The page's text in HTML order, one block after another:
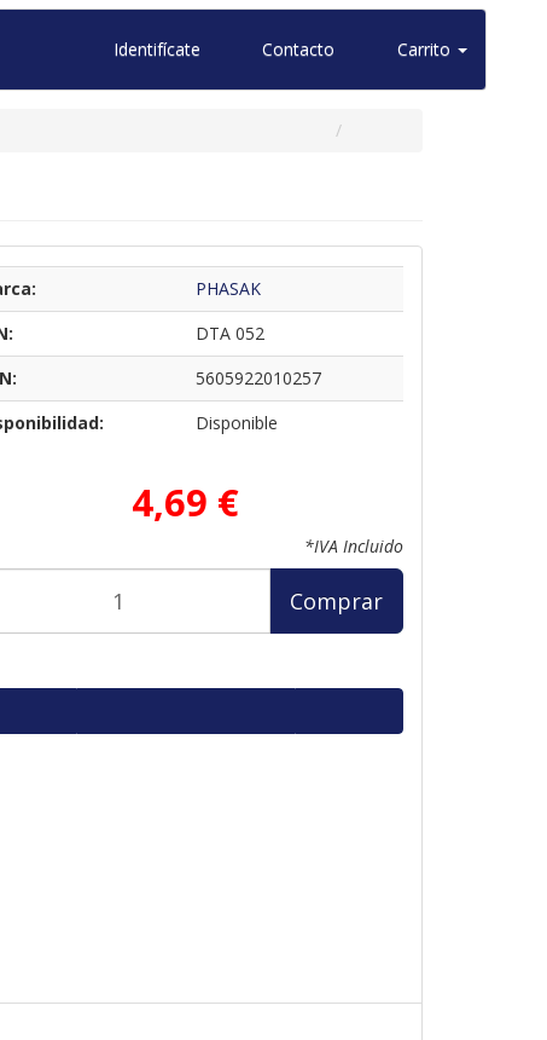
Identifícate Contacto Carrito
PHASAK
DTA 052
5605922010257
Disponible
4,69 €
*IVA Incluido
Comprar